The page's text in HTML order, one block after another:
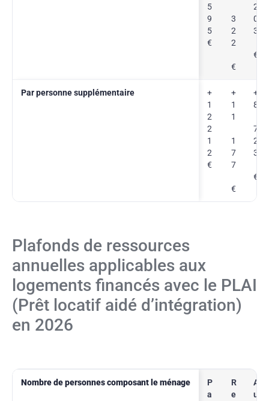
5
9
5
€
3
2
2
€
2
0
3
€
Par personne supplémentaire
+
1
2
2
1
2
€
+
1
1
1
7
7
€
+
8
7
2
3
€
Plafonds de ressources
annuelles applicables aux
logements financés avec le PLAI
(Prêt locatif aidé d’intégration)
en 2026
Nombre de personnes composant le ménage
P
a
R
e
A
u